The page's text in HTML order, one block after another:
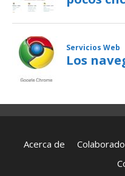
Acerca de